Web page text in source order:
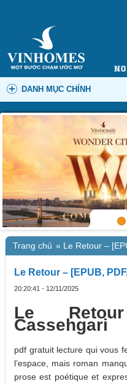
DANH MỤC CHÍNH
Trang chủ » Le Retour –
Le Retour – [EPUB,
20:20:41 - 12/11/2025
Le
Cassehgari
pdf gratuit lecture qui vous
l’espace, mais roman
prose est poétique et